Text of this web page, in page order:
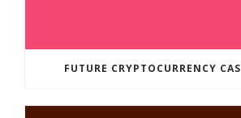
FUTURE CRYPTOCURRENCY